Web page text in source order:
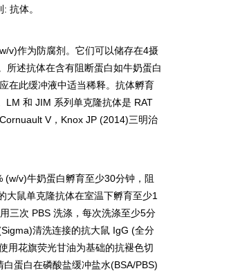
: 抗体。
v)作为防腐剂。它们可以储存在4摄
所述抗体在含有阻断蛋白如牛奶蛋白
在此缓冲液中适当稀释。抗体孵育
LM 和 JIM 系列单克隆抗体是 RAT
Cornuault V， Knox JP (2014)三明治
(w/v)牛奶蛋白孵育至少30分钟，阻
大鼠单克隆抗体在室温下孵育至少1
三次 PBS 洗涤，每次洗涤至少5分
清洗连接的抗大鼠 IgG (全分
用花旗荧光甘油为基础的抗褪色切
白蛋白在磷酸盐缓冲盐水(BSA/PBS)